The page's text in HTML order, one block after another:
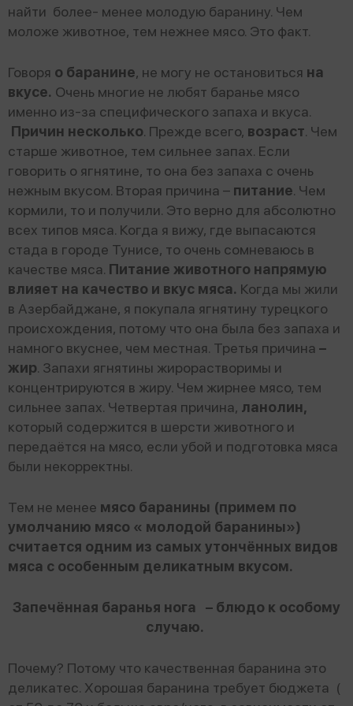
найти более- менее молодую баранину. Чем
моложе животное, тем нежнее мясо. Это факт.
Говоря о баранине, не могу не остановиться на
вкусе. Очень многие не любят баранье мясо
именно из-за специфического запаха и вкуса.
Причин несколько. Прежде всего, возраст. Чем
старше животное, тем сильнее запах. Если
говорить о ягнятине, то она без запаха с очень
нежным вкусом. Вторая причина – питание. Чем
кормили, то и получили. Это верно для абсолютно
всех типов мяса. Когда я вижу, где выпасаются
стада в городе Тунисе, то очень сомневаюсь в
качестве мяса. Питание животного напрямую
влияет на качество и вкус мяса. Когда мы жили
в Азербайджане, я покупала ягнятину турецкого
происхождения, потому что она была без запаха и
намного вкуснее, чем местная. Третья причина –
жир. Запахи ягнятины жирорастворимы и
концентрируются в жиру. Чем жирнее мясо, тем
сильнее запах. Четвертая причина, ланолин,
который содержится в шерсти животного и
передаётся на мясо, если убой и подготовка мяса
были некорректны.
Тем не менее мясо баранины (примем по
умолчанию мясо « молодой баранины»)
считается одним из самых утончённых видов
мяса с особенным деликатным вкусом.
Запечённая баранья нога – блюдо к особому
случаю.
Почему? Потому что качественная баранина это
деликатес. Хорошая баранина требует бюджета (